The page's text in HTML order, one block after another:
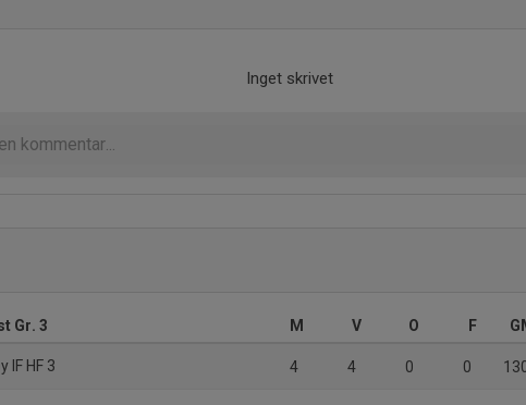
Inget skrivet
Gr. 3 M V O F
IF HF 3 4 4 0 0